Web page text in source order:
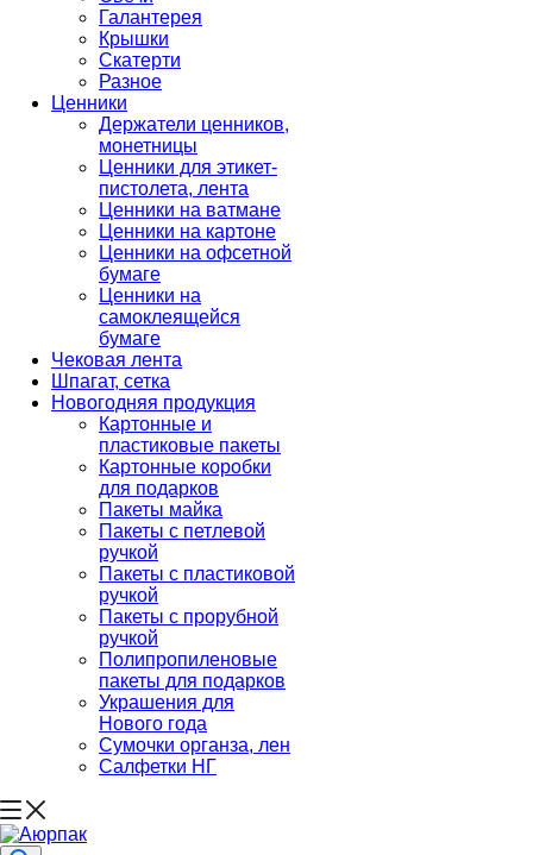
Галантерея
Крышки
Скатерти
Разное
Ценники
Держатели ценников,
монетницы
Ценники для этикет-
пистолета, лента
Ценники на ватмане
Ценники на картоне
Ценники на офсетной
бумаге
Ценники на
самоклеящейся
бумаге
Чековая лента
Шпагат, сетка
Новогодняя продукция
Картонные и
пластиковые пакеты
Картонные коробки
для подарков
Пакеты майка
Пакеты с петлевой
ручкой
Пакеты с пластиковой
ручкой
Пакеты с прорубной
ручкой
Полипропиленовые
пакеты для подарков
Украшения для
Нового года
Сумочки органза, лен
Салфетки НГ